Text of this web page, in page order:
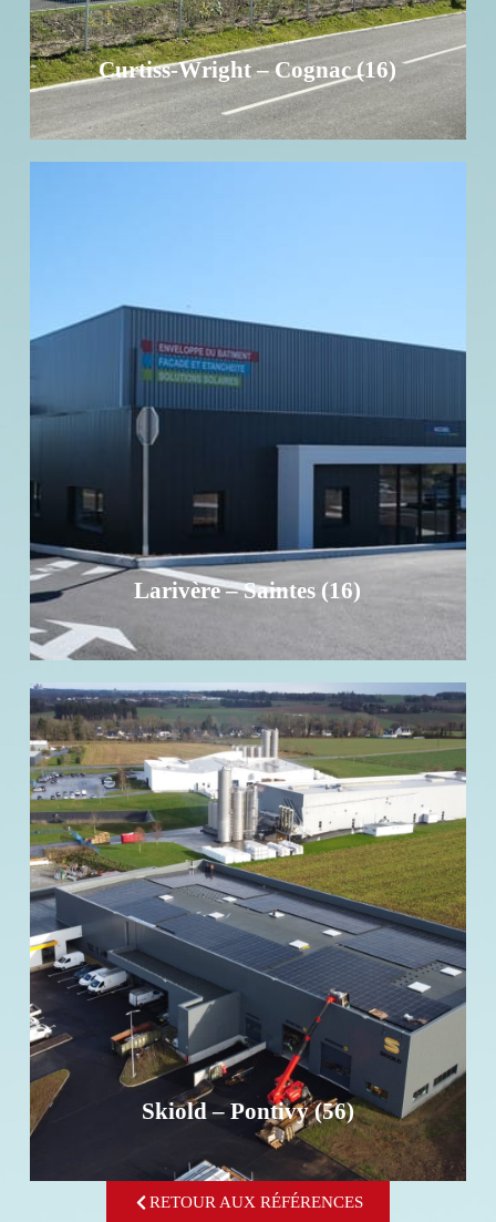
Curtiss-Wright – Cognac (16)
Larivère – Saintes (16)
Larivère – Saintes (16)
EN SAVOIR +
Skiold – Pontivy (56)
Skiold – Pontivy (56)
Investissement - Surface : 3 191 m² - 89 places de
parking
EN SAVOIR +
RETOUR AUX RÉFÉRENCES